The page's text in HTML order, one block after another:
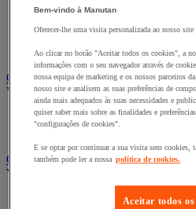
Acessórios para cadeiras de
Cadeira de escritório
Cadeiras para salas de receção
Candeeiro
Ver todas as categorias
Candeeiro de escritório
Candeeiro de pé
Classificação e arquivo
Ver todas as categorias
Acessórios de arquivo para o
Bem-vindo à Manutan
Oferecer-lhe uma visita personalizada ao nosso
Ao clicar no botão "Aceitar todos os cookies", a
informações com o seu navegador através de
nossa equipa de marketing e os nossos parceiros
nosso site e analisem as suas preferências de
ainda mais adequados às suas necessidades e
quiser saber mais sobre as finalidades e
"configurações de cookies".
E se optar por continuar a sua visita sem cookies,
também pode ler a nossa política de cookies.
Aceitar todos